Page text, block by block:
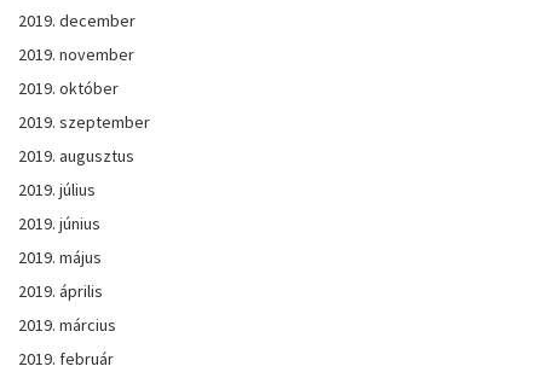
2019. december
2019. november
2019. október
2019. szeptember
2019. augusztus
2019. július
2019. június
2019. május
2019. április
2019. március
2019. február